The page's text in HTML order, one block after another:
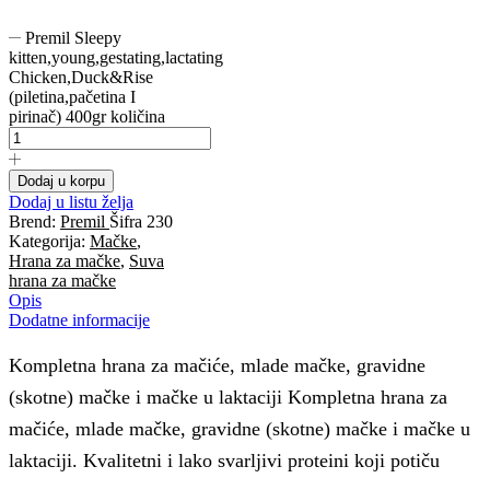
Premil Sleepy
kitten,young,gestating,lactating
Chicken,Duck&Rise
(piletina,pačetina I
pirinač) 400gr količina
Dodaj u korpu
Dodaj u listu želja
Brend: Premil Šifra 230
Kategorija: Mačke,
Hrana za mačke, Suva
hrana za mačke
Opis
Dodatne informacije
Kompletna hrana za mačiće, mlade mačke, gravidne
(skotne) mačke i mačke u laktaciji Kompletna hrana za
mačiće, mlade mačke, gravidne (skotne) mačke i mačke u
laktaciji. Kvalitetni i lako svarljivi proteini koji potiču